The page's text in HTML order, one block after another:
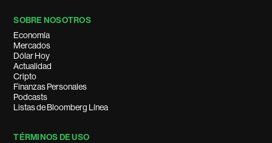
SOBRE NOSOTROS
Economía
Mercados
Dólar Hoy
Actualidad
Cripto
Finanzas Personales
Podcasts
Listas de Bloomberg Línea
TÉRMINOS DE USO